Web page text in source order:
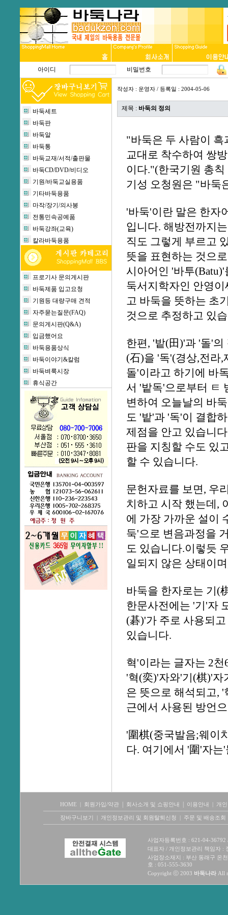
아이디 비밀번호
바둑세트
바둑판
바둑알
바둑통
바둑교재/서적/출판물
바둑CD/DVD/비디오
기원/바둑교실용품
기타바둑용품
마작/장기/의사봉
전통민속공예품
바둑강좌(교육)
칼라바둑용품
프로기사 문의게시판
바둑제품 입고요청
기원등 대량구매 견적
자주묻는질문(FAQ)
문의게시판(Q&A)
입금했어요
바둑용품상식
바둑이야기&칼럼
바둑벼룩시장
휴식공간
작성자 : 운영자 / 등록일 : 2004-05-06
제목 : 바둑의 정의
"바둑은 두 사람이
교대로 착수하여 쌍
이다."(한국기원 총
기성 오청원은 "바둑
'바둑'이란 말은 한자
입니다. 해방전까지
직도 그렇게 부르고
뜻을 표현하는 것으
시아어인 '바투
둑서지학자인 안영
고 바둑을 뜻하는 초
것으로 추정하고 있
한편, '밭(田)'과 '돌'
(石)을 '독'(경상,전라
돌'이라고 하기에 바
서 '밭독'으로부터 ㅌ
변하여 오늘날의 바
도 '밭'과 '독'이 결합
제점을 안고 있습니
판을 지칭할 수도 있
할 수 있습니다.
문헌자료를 보면, 우
치하고 시작 했는데,
에 가장 가까운 설이
둑'으로 변음과정을
도 있습니다.이렇듯
일되지 않은 상태이
바둑을 한자로는 기(
한문사전에는 '기'자
(碁)'가 주로 사용되
있습니다.
혁'이라는 글자는 2
'혁(奕)'자와'기(棋)'자
은 뜻으로 해석되고,
근에서 사용된 방언
'圍棋(중국발음;웨이
다. 여기에서 '圍'자
HOME 회원가입/약관 회사소개 및 쇼핑안내 이용안내 개
장바구니보기 개인정보관리 및 회원탈퇴신청 주문 및 배송조회
사업자등록번호 : 621-04-36792
대표자 / 개인정보관리 책임자 :
사업장소재지 : 부산 동래구 온
호 : 051-555-3630
Copyright ⓒ 2003 바둑나라 All